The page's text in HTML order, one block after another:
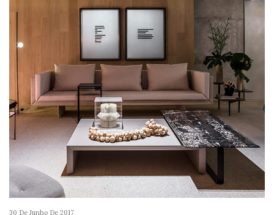
30 De Junho De 2017